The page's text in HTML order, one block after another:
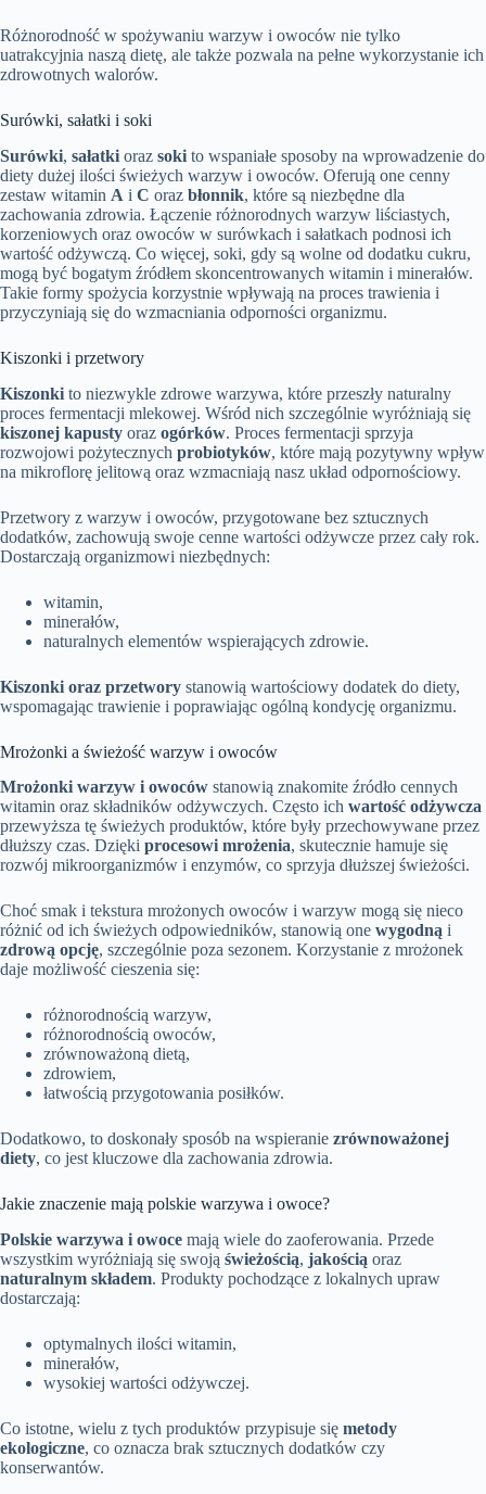
Różnorodność w spożywaniu warzyw i owoców nie tylko
uatrakcyjnia naszą dietę, ale także pozwala na pełne wykorzystanie ich
zdrowotnych walorów.
Surówki, sałatki i soki
Surówki, sałatki oraz soki to wspaniałe sposoby na wprowadzenie do
diety dużej ilości świeżych warzyw i owoców. Oferują one cenny
zestaw witamin A i C oraz błonnik, które są niezbędne dla
zachowania zdrowia. Łączenie różnorodnych warzyw liściastych,
korzeniowych oraz owoców w surówkach i sałatkach podnosi ich
wartość odżywczą. Co więcej, soki, gdy są wolne od dodatku cukru,
mogą być bogatym źródłem skoncentrowanych witamin i minerałów.
Takie formy spożycia korzystnie wpływają na proces trawienia i
przyczyniają się do wzmacniania odporności organizmu.
Kiszonki i przetwory
Kiszonki to niezwykle zdrowe warzywa, które przeszły naturalny
proces fermentacji mlekowej. Wśród nich szczególnie wyróżniają się
kiszonej kapusty oraz ogórków. Proces fermentacji sprzyja
rozwojowi pożytecznych probiotyków, które mają pozytywny wpływ
na mikroflorę jelitową oraz wzmacniają nasz układ odpornościowy.
Przetwory z warzyw i owoców, przygotowane bez sztucznych
dodatków, zachowują swoje cenne wartości odżywcze przez cały rok.
Dostarczają organizmowi niezbędnych:
witamin,
minerałów,
naturalnych elementów wspierających zdrowie.
Kiszonki oraz przetwory stanowią wartościowy dodatek do diety,
wspomagając trawienie i poprawiając ogólną kondycję organizmu.
Mrożonki a świeżość warzyw i owoców
Mrożonki warzyw i owoców stanowią znakomite źródło cennych
witamin oraz składników odżywczych. Często ich wartość odżywcza
przewyższa tę świeżych produktów, które były przechowywane przez
dłuższy czas. Dzięki procesowi mrożenia, skutecznie hamuje się
rozwój mikroorganizmów i enzymów, co sprzyja dłuższej świeżości.
Choć smak i tekstura mrożonych owoców i warzyw mogą się nieco
różnić od ich świeżych odpowiedników, stanowią one wygodną i
zdrową opcję, szczególnie poza sezonem. Korzystanie z mrożonek
daje możliwość cieszenia się:
różnorodnością warzyw,
różnorodnością owoców,
zrównoważoną dietą,
zdrowiem,
łatwością przygotowania posiłków.
Dodatkowo, to doskonały sposób na wspieranie zrównoważonej
diety, co jest kluczowe dla zachowania zdrowia.
Jakie znaczenie mają polskie warzywa i owoce?
Polskie warzywa i owoce mają wiele do zaoferowania. Przede
wszystkim wyróżniają się swoją świeżością, jakością oraz
naturalnym składem. Produkty pochodzące z lokalnych upraw
dostarczają:
optymalnych ilości witamin,
minerałów,
wysokiej wartości odżywczej.
Co istotne, wielu z tych produktów przypisuje się metody
ekologiczne, co oznacza brak sztucznych dodatków czy
konserwantów.